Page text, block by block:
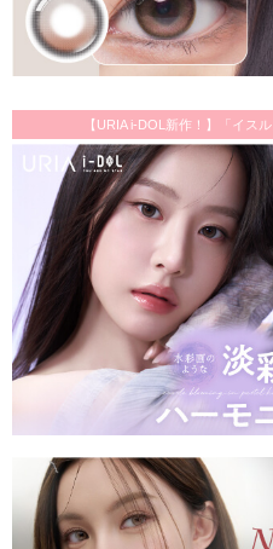
【URIA i-DOL新作！】「イス